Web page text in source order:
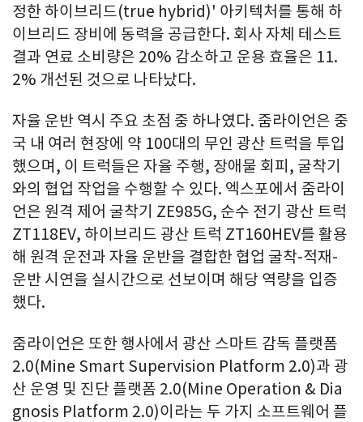
정한 하이브리드(true hybrid)' 아키텍처를 통해 하
이브리드 장비에 동력을 공급한다. 회사 자체 테스트
결과 연료 소비량은 20% 감소하고 운용 효율은 11.
2% 개선된 것으로 나타났다.
자율 운반 역시 주요 초점 중 하나였다. 줌라이언은 중
국 내 여러 현장에 약 100대의 무인 광산 트럭을 투입
했으며, 이 트럭들은 자율 주행, 장애물 회피, 굴착기
와의 협업 작업을 수행할 수 있다. 엑스포에서 줌라이
언은 원격 제어 굴착기 ZE985G, 순수 전기 광산 트럭
ZT118EV, 하이브리드 광산 트럭 ZT160HEV를 활용
해 원격 운전과 자율 운반을 결합한 협업 굴착-적재-
운반 시연을 실시간으로 선보이며 해당 역량을 입증
했다.
줌라이언은 또한 행사에서 광산 스마트 감독 플랫폼
2.0(Mine Smart Supervision Platform 2.0)과 광
산 운영 및 진단 플랫폼 2.0(Mine Operation & Dia
gnosis Platform 2.0)이라는 두 가지 소프트웨어 플